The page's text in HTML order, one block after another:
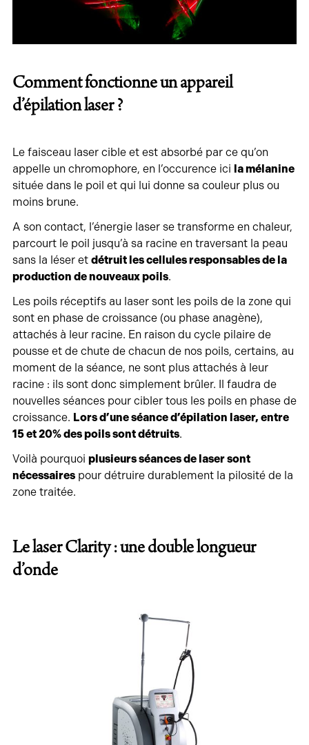
Comment fonctionne un appareil
d’épilation laser ?
Le faisceau laser cible et est absorbé par ce qu’on
appelle un chromophore, en l’occurence ici la mélanine
située dans le poil et qui lui donne sa couleur plus ou
moins brune.
A son contact, l’énergie laser se transforme en chaleur,
parcourt le poil jusqu’à sa racine en traversant la peau
sans la léser et détruit les cellules responsables de la
production de nouveaux poils.
Les poils réceptifs au laser sont les poils de la zone qui
sont en phase de croissance (ou phase anagène),
attachés à leur racine. En raison du cycle pilaire de
pousse et de chute de chacun de nos poils, certains, au
moment de la séance, ne sont plus attachés à leur
racine : ils sont donc simplement brûler. Il faudra de
nouvelles séances pour cibler tous les poils en phase de
croissance. Lors d’une séance d’épilation laser, entre
15 et 20% des poils sont détruits.
Voilà pourquoi plusieurs séances de laser sont
nécessairespour détruire durablement la pilosité de la
zone traitée.
Le laser Clarity : une double longueur
d’onde